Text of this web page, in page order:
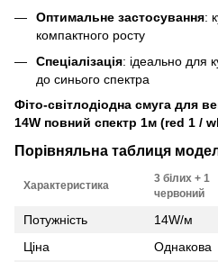
Оптимальне застосування:
компактного росту
Спеціалізація: ідеально для
до синього спектра
Фіто-світлодіодна смуга для
14W повний спектр 1м (red 1 /
Порівняльна таблиця
Характеристика
3 білих + 1
червоний
Потужність 14W/м
Ціна
Однакова